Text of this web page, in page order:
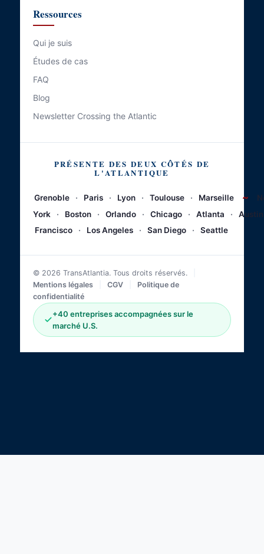
Ressources
Qui je suis
Études de cas
FAQ
Blog
Newsletter Crossing the Atlantic
PRÉSENTE DES DEUX CÔTÉS DE
L'ATLANTIQUE
Grenoble · Paris · Lyon · Toulouse · Marseille ~
York
· Boston · Orlando · Chicago · Atlanta ·
Austin
Francisco
· Los Angeles · San Diego · Seattle
© 2026 TransAtlantia. Tous droits réservés.
Mentions légales
CGV
Politique de
confidentialité
+40 entreprises accompagnées sur le
marché U.S.